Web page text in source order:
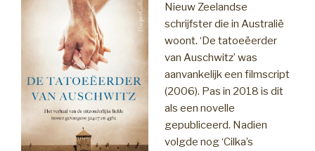
Nieuw Zeelandse
schrijfster die in Australië
woont. ‘De tatoeëerder
van Auschwitz’ was
aanvankelijk een filmscript
(2006). Pas in 2018 is dit
als een novelle
gepubliceerd. Nadien
volgde nog ‘Cilka’s